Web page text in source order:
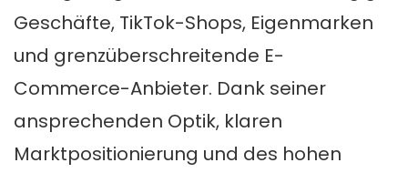
Geschäfte, TikTok-Shops, Eigenmarken
und grenzüberschreitende E-
Commerce-Anbieter. Dank seiner
ansprechenden Optik, klaren
Marktpositionierung und des hohen